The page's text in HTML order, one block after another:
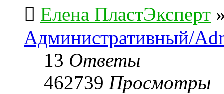
Елена ПластЭксперт
Административный/
13 Ответы
462739 Просмотры